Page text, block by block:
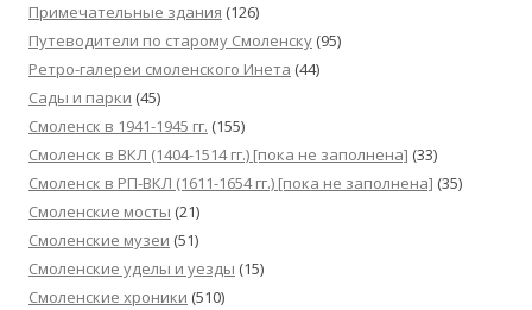
Примечательные здания (126)
Путеводители по старому Смоленску (95)
Ретро-галереи смоленского Инета (44)
Сады и парки (45)
Смоленск в 1941-1945 гг. (155)
Смоленск в ВКЛ (1404-1514 гг.) [пока не заполнена] (33)
Смоленск в РП-ВКЛ (1611-1654 гг.) [пока не заполнена] (35)
Смоленские мосты (21)
Смоленские музеи (51)
Смоленские уделы и уезды (15)
Смоленские хроники (510)